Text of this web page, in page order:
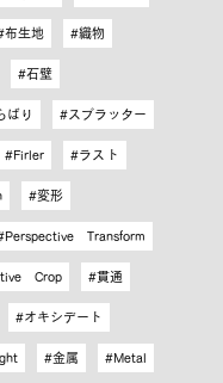
布生地 織物
石壁
ばり スプラッター
Firler ラスト
変形
Perspective Transform
Crop 貫通
オキシデート
金属 Metal